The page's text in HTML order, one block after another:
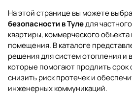
На этой странице вы можете
безопасности в Туледля
квартиры, коммерческого
помещения. В каталоге
решения для систем отопления и
которые помогают продлить
снизить риск протечек и
инженерных коммуникаций.